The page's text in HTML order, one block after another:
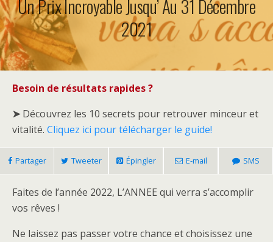
Un Prix Incroyable Jusqu’ Au 31 Décembre
2021
Besoin de résultats rapides ?
➤Découvrez les 10 secrets pour retrouver minceur et
vitalité. Cliquez ici pour télécharger le guide!
Partager Tweeter Épingler E-mail SMS
Faites de l’année 2022, L’ANNEE qui verra s’accomplir
vos rêves !
Ne laissez pas passer votre chance et choisissez une